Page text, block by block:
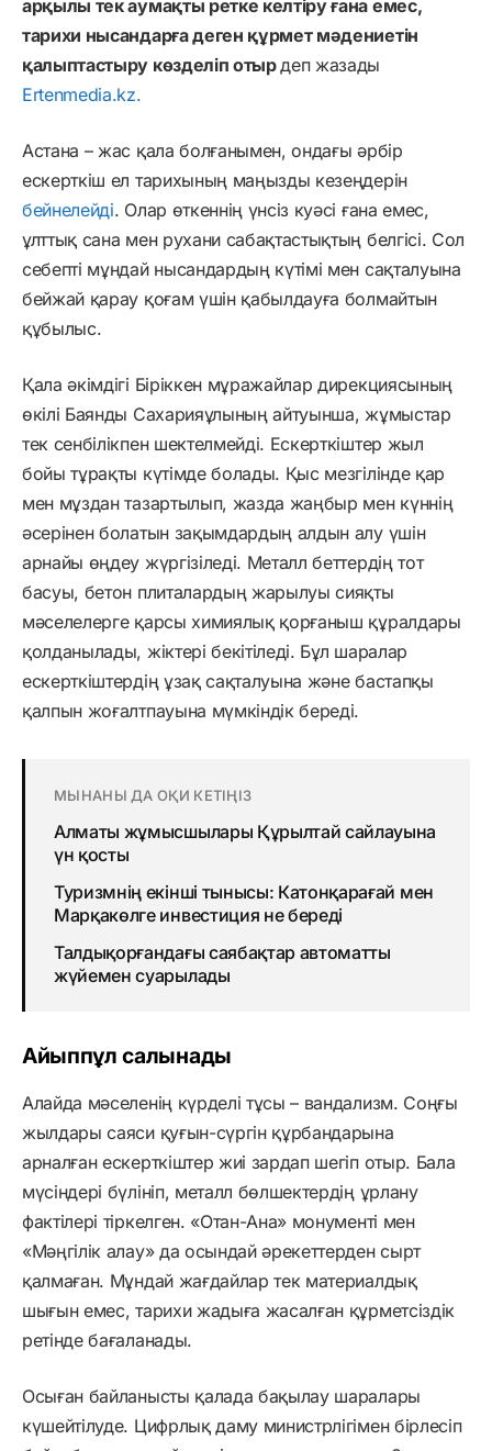
арқылы тек аумақты ретке келтіру ғана емес,
тарихи нысандарға деген құрмет мәдениетін
қалыптастыру көзделіп отырдеп жазады
Ertenmedia.kz.
Астана – жас қала болғанымен, ондағы әрбір
ескерткіш ел тарихының маңызды кезеңдерін
бейнелейді. Олар өткеннің үнсіз куәсі ғана емес,
ұлттық сана мен рухани сабақтастықтың белгісі. Сол
себепті мұндай нысандардың күтімі мен сақталуына
бейжай қарау қоғам үшін қабылдауға болмайтын
құбылыс.
Қала әкімдігі Біріккен мұражайлар дирекциясының
өкілі Баянды Сахарияұлының айтуынша, жұмыстар
тек сенбілікпен шектелмейді. Ескерткіштер жыл
бойы тұрақты күтімде болады. Қыс мезгілінде қар
мен мұздан тазартылып, жазда жаңбыр мен күннің
әсерінен болатын зақымдардың алдын алу үшін
арнайы өңдеу жүргізіледі. Металл беттердің тот
басуы, бетон плиталардың жарылуы сияқты
мәселелерге қарсы химиялық қорғаныш құралдары
қолданылады, жіктері бекітіледі. Бұл шаралар
ескерткіштердің ұзақ сақталуына және бастапқы
қалпын жоғалтпауына мүмкіндік береді.
МЫНАНЫ ДА ОҚИ КЕТІҢІЗ
Алматы жұмысшылары Құрылтай сайлауына
үн қосты
Туризмнің екінші тынысы: Катонқарағай мен
Марқакөлге инвестиция не береді
Талдықорғандағы саябақтар автоматты
жүйемен суарылады
Айыппұл салынады
Алайда мәселенің күрделі тұсы – вандализм. Соңғы
жылдары саяси қуғын-сүргін құрбандарына
арналған ескерткіштер жиі зардап шегіп отыр. Бала
мүсіндері бүлініп, металл бөлшектердің ұрлану
фактілері тіркелген. «Отан-Ана» монументі мен
«Мәңгілік алау» да осындай әрекеттерден сырт
қалмаған. Мұндай жағдайлар тек материалдық
шығын емес, тарихи жадыға жасалған құрметсіздік
ретінде бағаланады.
Осыған байланысты қалада бақылау шаралары
күшейтілуде. Цифрлық даму министрлігімен бірлесіп